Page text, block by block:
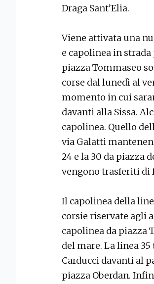
Draga Sant’Elia.
Viene attivata una
e capolinea in
piazza Tommaseo
corse dal lunedì al
momento in cui
davanti alla Sissa.
capolinea. Quello
via Galatti
24 e la 30 da piazza
vengono trasferiti di
Il capolinea della
corsie riservate agli
capolinea da piazza
del mare. La linea
Carducci davanti al
piazza Oberdan.